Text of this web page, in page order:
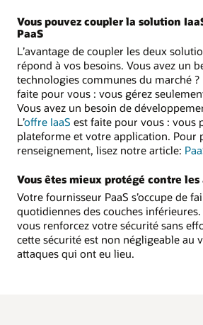
Vous pouvez coupler la solution
PaaS
L’avantage de coupler les deux
répond à vos besoins. Vous avez un
technologies communes du marché ?
faite pour vous : vous gérez
Vous avez un besoin de
L’offre IaaS est faite pour vous : vous
plateforme et votre application. Pour
renseignement, lisez notre article:
Vous êtes mieux protégé contre les
Votre fournisseur PaaS s’occupe de
quotidiennes des couches
vous renforcez votre sécurité sans
cette sécurité est non négligeable au
attaques qui ont eu lieu.